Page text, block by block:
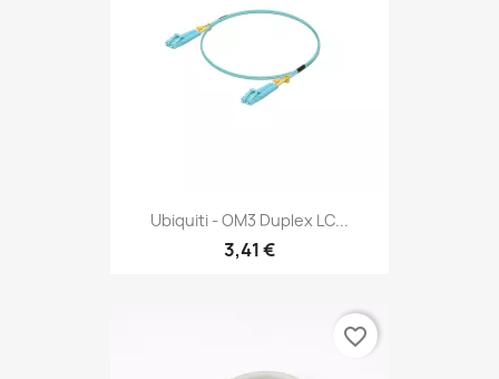
Ubiquiti - OM3 Duplex LC...
3,41 €
favorite_border